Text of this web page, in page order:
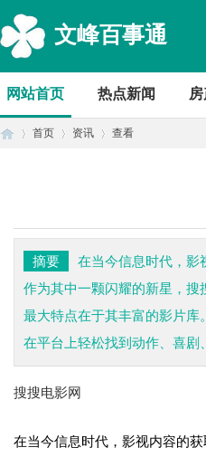
文峰百事通
网站首页 热点新闻
首页 资讯 查看
摘要
在当今信息时代，影
作为其中一颗闪耀的新星，
最大特点在于其丰富的影片
在平台上轻松找到动作、喜剧
搜搜电影网
在当今信息时代，影视内容的